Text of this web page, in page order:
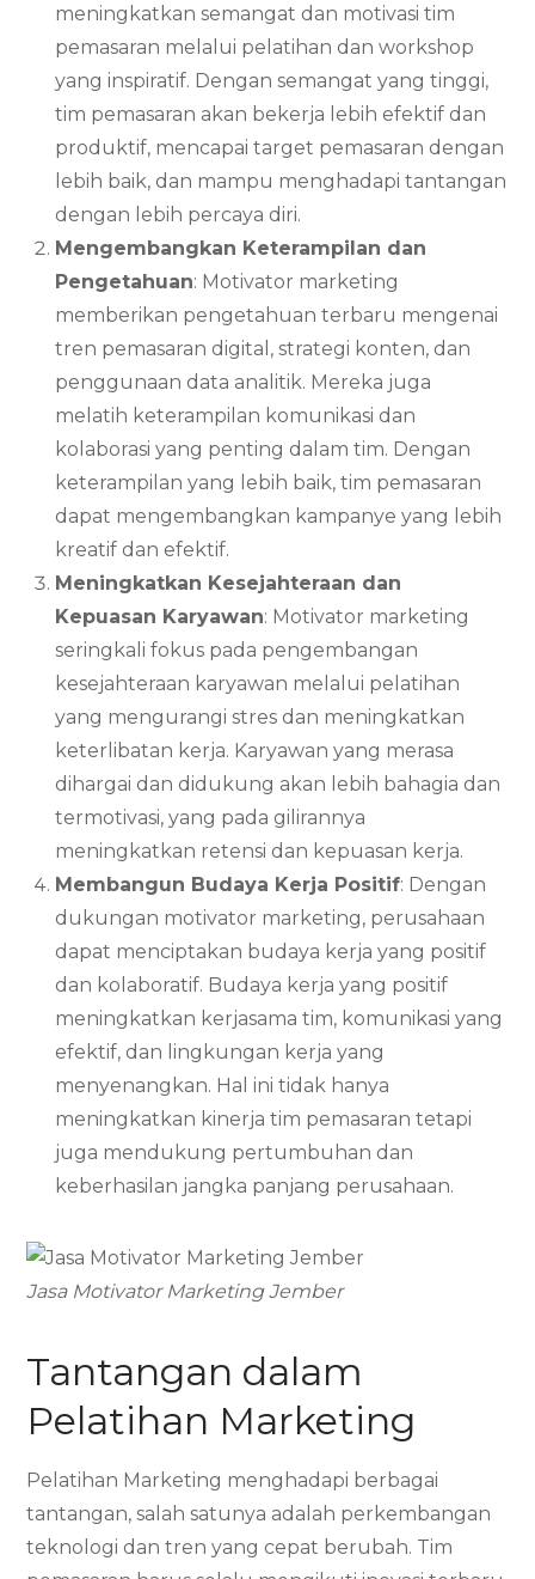
meningkatkan semangat dan motivasi tim
pemasaran melalui pelatihan dan workshop
yang inspiratif. Dengan semangat yang tinggi,
tim pemasaran akan bekerja lebih efektif dan
produktif, mencapai target pemasaran dengan
lebih baik, dan mampu menghadapi tantangan
dengan lebih percaya diri.
Mengembangkan Keterampilan dan
Pengetahuan: Motivator marketing
memberikan pengetahuan terbaru mengenai
tren pemasaran digital, strategi konten, dan
penggunaan data analitik. Mereka juga
melatih keterampilan komunikasi dan
kolaborasi yang penting dalam tim. Dengan
keterampilan yang lebih baik, tim pemasaran
dapat mengembangkan kampanye yang lebih
kreatif dan efektif.
Meningkatkan Kesejahteraan dan
Kepuasan Karyawan: Motivator marketing
seringkali fokus pada pengembangan
kesejahteraan karyawan melalui pelatihan
yang mengurangi stres dan meningkatkan
keterlibatan kerja. Karyawan yang merasa
dihargai dan didukung akan lebih bahagia dan
termotivasi, yang pada gilirannya
meningkatkan retensi dan kepuasan kerja.
Membangun Budaya Kerja Positif: Dengan
dukungan motivator marketing, perusahaan
dapat menciptakan budaya kerja yang positif
dan kolaboratif. Budaya kerja yang positif
meningkatkan kerjasama tim, komunikasi yang
efektif, dan lingkungan kerja yang
menyenangkan. Hal ini tidak hanya
meningkatkan kinerja tim pemasaran tetapi
juga mendukung pertumbuhan dan
keberhasilan jangka panjang perusahaan.
Jasa Motivator Marketing Jember
Tantangan dalam
Pelatihan Marketing
Pelatihan Marketing menghadapi berbagai
tantangan, salah satunya adalah perkembangan
teknologi dan tren yang cepat berubah. Tim